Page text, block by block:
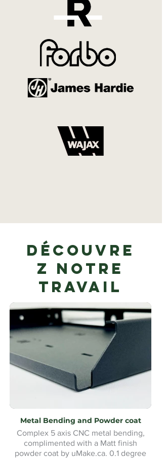
Découvre
z notre
travail
Metal Bending and Powder coat
Complex 5 axis CNC metal bending,
complimented with a Matt finish
powder coat by uMake.ca. 0.1 degree